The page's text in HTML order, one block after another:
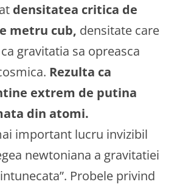
densitatea critica de
metru cub, densitate care
gravitatia sa opreasca
Rezulta ca
extrem de putina
din atomi.
important lucru invizibil
newtoniana a gravitatiei
Probele privind